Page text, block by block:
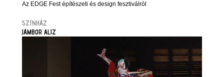
Az EDGE Fest építészeti és design fesztiválról
SZÍNHÁZ
JÁMBOR ALIZ